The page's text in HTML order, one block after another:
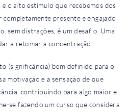
o alto estímulo que recebemos dos
completamente presente e engajado
sem distrações, é um desafio. Uma
a retomar a concentração.
(significância) bem definido para o
motivação e a sensação de que
contribuindo para algo maior e
se fazendo um curso que considera